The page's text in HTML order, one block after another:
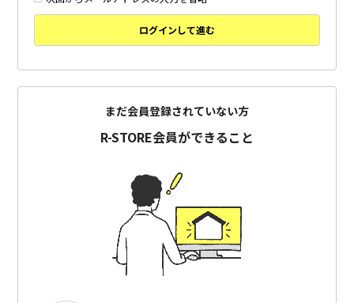
ログインして進む
まだ会員登録されていない方
R-STORE会員ができること